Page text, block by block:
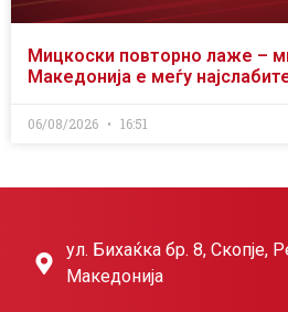
Мицкоски повторно лаже –
Македонија е меѓу
06/08/2026 16:51
ул. Бихаќка бр. 8, Скопје,
Македонија